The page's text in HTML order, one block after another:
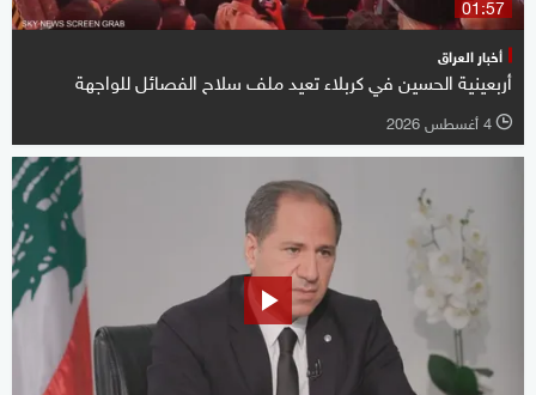
أخبار العراق
أربعينية الحسين في كربلاء تعيد ملف سلاح الفصائل للواجهة
l 4 أغسطس 2026